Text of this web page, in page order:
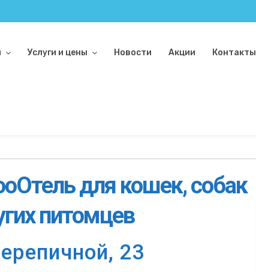
Услуги и цены Новости Акции Контакты
для кошек, собак
питомцев
ерепичной, 23